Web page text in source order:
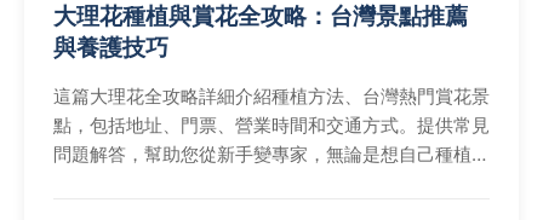
大理花種植與賞花全攻略：台灣景點推薦
與養護技巧
這篇大理花全攻略詳細介紹種植方法、台灣熱門賞花景
點，包括地址、門票、營業時間和交通方式。提供常見
問題解答，幫助您從新手變專家，無論是想自己種植還